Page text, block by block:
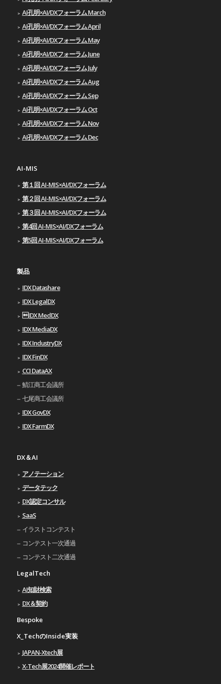
AI孔明×AI/DXフォーラム March
AI孔明×AI/DXフォーラム April
AI孔明×AI/DXフォーラム May
AI孔明×AI/DXフォーラム June
AI孔明×AI/DXフォーラム July
AI孔明×AI/DXフォーラム Aug
AI孔明×AI/DXフォーラム Sep
AI孔明×AI/DXフォーラム Oct
AI孔明×AI/DXフォーラム Nov
AI孔明×AI/DXフォーラム Dec
AI-MIS
第１回 AI-MIS×AI/DXフォーラム
第２回 AI-MIS×AI/DXフォーラム
第３回 AI-MIS×AI/DXフォーラム
第4回 AI-MIS×AI/DXフォーラム
第5回 AI-MIS×AI/DXフォーラム
製品
IDX Datashare
IDX LegalDX
IDX MedDX
IDX MediaDX
IDX IndustryDX
IDX FinDX
CCI DataAX
鯖江商工会議所
七尾商工会議所
IDX GovDX
IDX FarmDX
DX＆AI
アノテーション
データテック
DX認定コンサル
SaaS
イラストコンテスト
コンテスト一次通過
コンテスト二次通過
LegalTech
AI知財検索
DX＆契約
Bespoke
X_TechのInside実装
JAPAN-Xtech展
X-Tech展2024開催レポート